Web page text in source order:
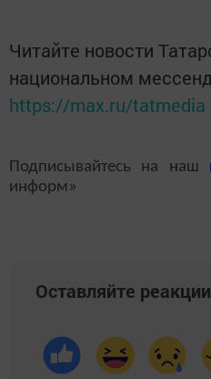
Читайте новости
национальном
https://max.ru/tatmedia
Подписывайтесь на наш
информ»
Оставляйте реакции